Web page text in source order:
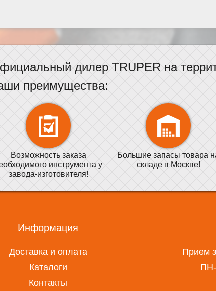
дилер TRUPER на
преимущества:
Возможность заказа
инструмента у
завода-изготовителя!
Большие запасы товара
складе в Москве!
Информация
Доставка и оплата
Каталоги
Контакты
Прием